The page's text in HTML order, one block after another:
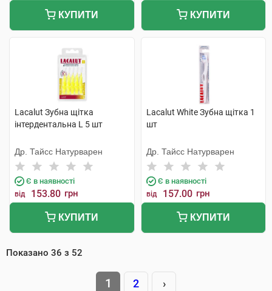
КУПИТИ КУПИТИ
Lacalut Зубна щітка
інтердентальна L 5 шт
Др. Тайсс Натурварен
Є в наявності
від 153.80 грн
КУПИТИ
Lacalut White Зубна щітка 1
шт
Др. Тайсс Натурварен
Є в наявності
від 157.00 грн
КУПИТИ
Показано 36 з 52
1 2 ›